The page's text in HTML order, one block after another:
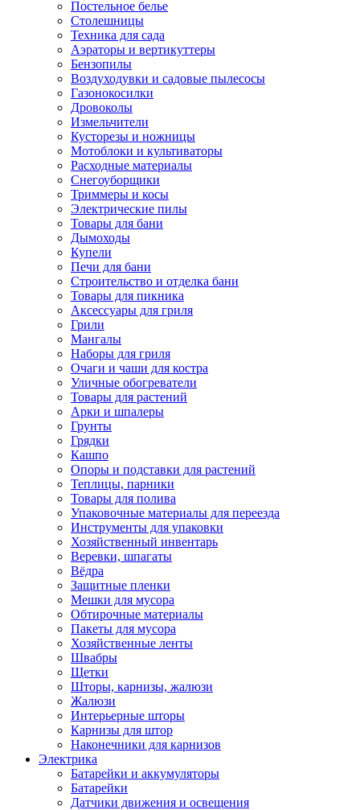
Постельное белье
Столешницы
Техника для сада
Аэраторы и вертикуттеры
Бензопилы
Воздуходувки и садовые пылесосы
Газонокосилки
Дровоколы
Измельчители
Кусторезы и ножницы
Мотоблоки и культиваторы
Расходные материалы
Снегоуборщики
Триммеры и косы
Электрические пилы
Товары для бани
Дымоходы
Купели
Печи для бани
Строительство и отделка бани
Товары для пикника
Аксессуары для гриля
Грили
Мангалы
Наборы для гриля
Очаги и чаши для костра
Уличные обогреватели
Товары для растений
Арки и шпалеры
Грунты
Грядки
Кашпо
Опоры и подставки для растений
Теплицы, парники
Товары для полива
Упаковочные материалы для переезда
Инструменты для упаковки
Хозяйственный инвентарь
Веревки, шпагаты
Вёдра
Защитные пленки
Мешки для мусора
Обтирочные материалы
Пакеты для мусора
Хозяйственные ленты
Швабры
Щетки
Шторы, карнизы, жалюзи
Жалюзи
Интерьерные шторы
Карнизы для штор
Наконечники для карнизов
Электрика
Батарейки и аккумуляторы
Батарейки
Датчики движения и освещения